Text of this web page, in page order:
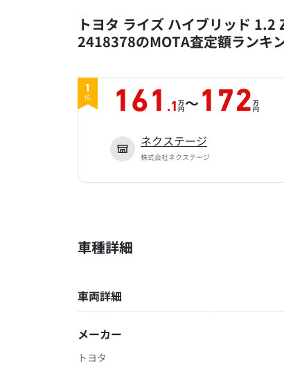
トヨタ ライズ ハイブリッド
2418378のMOTA査定額ランキ
1
位 161 .1 万
円～ 172 万
円
ネクステージ
株式会社ネクステージ
車種詳細
車両詳細
メーカー
トヨタ